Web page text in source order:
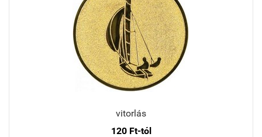
vitorlás
120 Ft-tól